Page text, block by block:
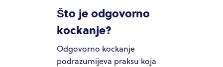
Što je odgovorno
kockanje?
Odgovorno kockanje
podrazumijeva praksu koja